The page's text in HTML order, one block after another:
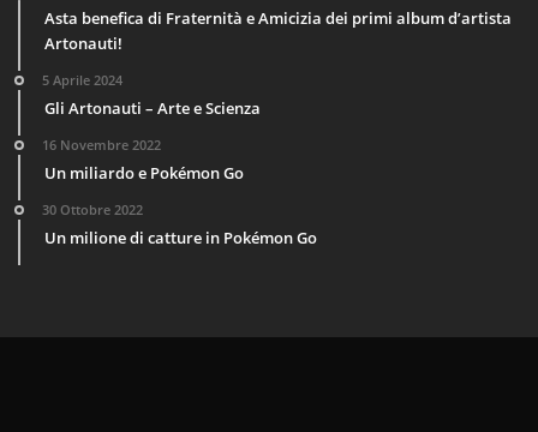
Asta benefica di Fraternità e Amicizia dei primi album d’artista
Artonauti!
5 Aprile 2024
Gli Artonauti – Arte e Scienza
16 Novembre 2022
Un miliardo e Pokémon Go
30 Ottobre 2022
Un milione di catture in Pokémon Go